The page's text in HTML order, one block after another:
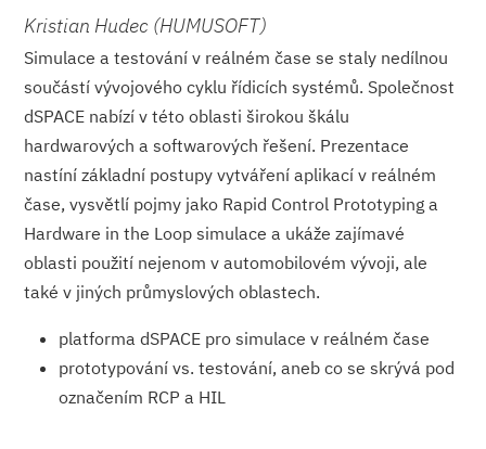
Kristian Hudec (HUMUSOFT)
Simulace a testování v reálném čase se staly nedílnou
součástí vývojového cyklu řídicích systémů. Společnost
dSPACE nabízí v této oblasti širokou škálu
hardwarových a softwarových řešení. Prezentace
nastíní základní postupy vytváření aplikací v reálném
čase, vysvětlí pojmy jako Rapid Control Prototyping a
Hardware in the Loop simulace a ukáže zajímavé
oblasti použití nejenom v automobilovém vývoji, ale
také v jiných průmyslových oblastech.
platforma dSPACE pro simulace v reálném čase
prototypování vs. testování, aneb co se skrývá pod
označením RCP a HIL